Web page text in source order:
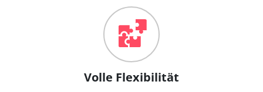
Volle Flexibilität